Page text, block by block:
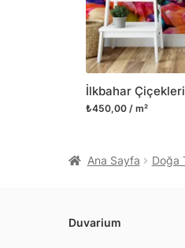
₺450,00 / m²
Ana Sayfa Doğa
Duvarium